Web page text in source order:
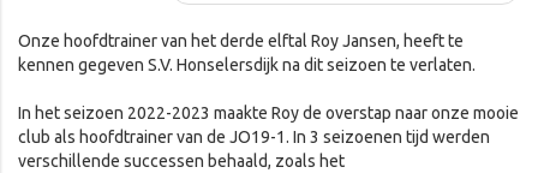
Onze hoofdtrainer van het derde elftal Roy Jansen, heeft te
kennen gegeven S.V. Honselersdijk na dit seizoen te verlaten.
In het seizoen 2022-2023 maakte Roy de overstap naar onze mooie
club als hoofdtrainer van de JO19-1. In 3 seizoenen tijd werden
verschillende successen behaald, zoals het